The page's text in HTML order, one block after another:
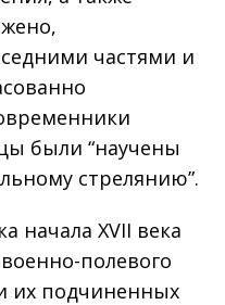
частями и
были “научены
стрелянию”.
XVII века
полевого
их подчиненных